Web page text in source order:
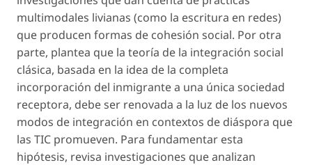
multimodales livianas (como la escritura en redes)
que producen formas de cohesión social. Por otra
parte, plantea que la teoría de la integración social
clásica, basada en la idea de la completa
incorporación del inmigrante a una única sociedad
receptora, debe ser renovada a la luz de los nuevos
modos de integración en contextos de diáspora que
las TIC promueven. Para fundamentar esta
hipótesis, revisa investigaciones que analizan